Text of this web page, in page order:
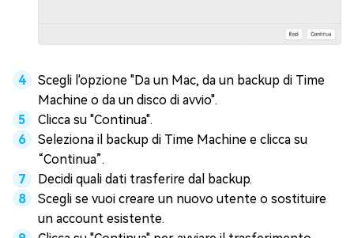
Scegli l'opzione "Da un Mac, da un backup di Time
Machine o da un disco di avvio".
Clicca su "Continua".
Seleziona il backup di Time Machine e clicca su
“Continua”.
Decidi quali dati trasferire dal backup.
Scegli se vuoi creare un nuovo utente o sostituire
un account esistente.